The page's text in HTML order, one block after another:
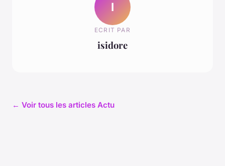
I
ECRIT PAR
isidore
← Voir tous les articles Actu